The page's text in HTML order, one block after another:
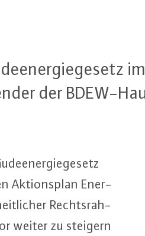
der BDEW-
Ak­ti­ons­plan En­er­
Rechts­rah­
weiter zu steigern